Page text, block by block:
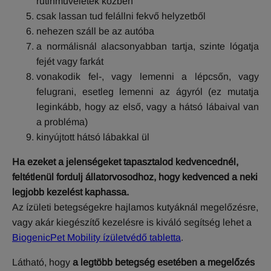
csak lassan tud felállni fekvő helyzetből
nehezen száll be az autóba
a normálisnál alacsonyabban tartja, szinte lógatja
fejét vagy farkát
vonakodik fel-, vagy lemenni a lépcsőn, vagy
felugrani, esetleg lemenni az ágyról (ez mutatja
leginkább, hogy az első, vagy a hátsó lábaival van
a probléma)
kinyújtott hátsó lábakkal ül
Ha ezeket a jelenségeket tapasztalod kedvencednél,
feltétlenül fordulj állatorvosodhoz, hogy kedvenced a neki
legjobb kezelést kaphassa.
Az ízületi betegségekre hajlamos kutyáknál megelőzésre,
vagy akár kiegészítő kezelésre is kiváló segítség lehet a
BiogenicPet Mobility ízületvédő tabletta.
Látható, hogy a legtöbb betegség esetében a megelőzés